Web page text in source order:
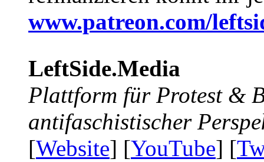
www.patreon.com/
LeftSide.Media
Plattform für Protest &
antifaschistischer
[Website] [YouTube] [